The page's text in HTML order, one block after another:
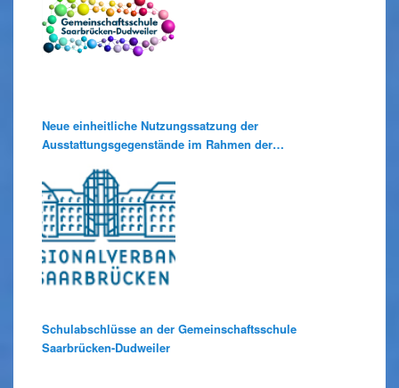
Neue einheitliche Nutzungssatzung der
Ausstattungsgegenstände im Rahmen der
Schulabschlüsse an der Gemeinschaftsschule
Saarbrücken-Dudweiler